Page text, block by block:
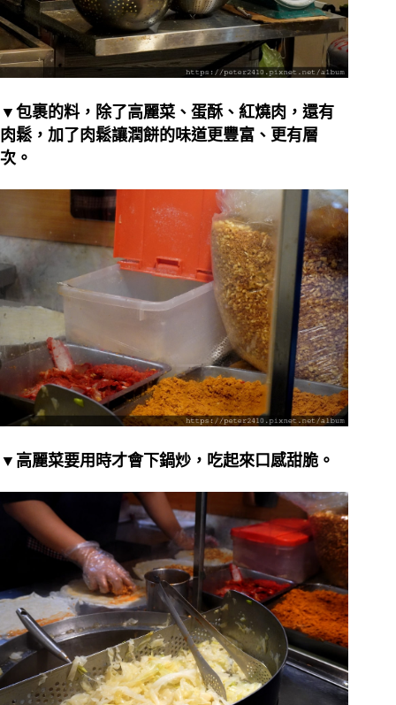
▼包裹的料，除了高麗菜、蛋酥、紅燒肉，還有
肉鬆，加了肉鬆讓潤餅的味道更豐富、更有層
次。
▼高麗菜要用時才會下鍋炒，吃起來口感甜脆。